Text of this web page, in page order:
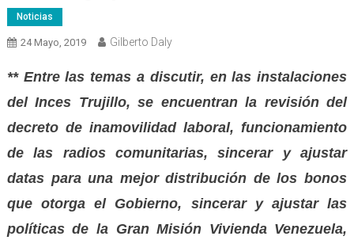
Noticias
24 Mayo, 2019 Gilberto Daly
** Entre las temas a discutir, en las instalaciones
del Inces Trujillo, se encuentran la revisión del
decreto de inamovilidadlaboral, funcionamiento
de las radios comunitarias, sincerary ajustar
dataspara una mejor distribución de losbonos
que otorga el Gobierno, sincerar y ajustarlas
políticas de la Gran Misión Vivienda Venezuela,